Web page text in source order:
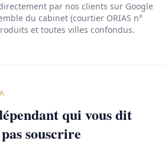
par nos clients sur Google
du cabinet (courtier ORIAS n°
et toutes villes confondus.
qui vous dit
souscrire